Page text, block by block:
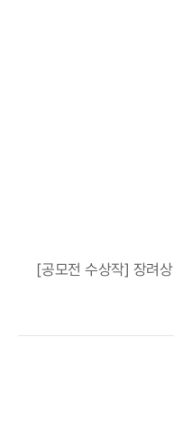
[공모전 수상작] 장려상